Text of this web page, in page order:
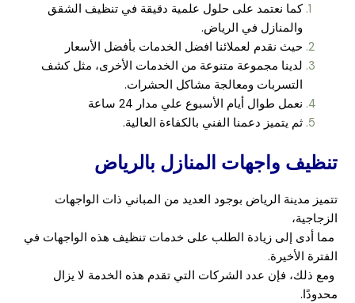
كما نعتمد على حلول علمية دقيقة في تنظيف الشقق
والمنازل في الرياض.
حيث نقدم لعملائنا افضل الخدمات بأفضل الأسعار
لدينا مجموعة متنوعة من الخدمات الأخرى، مثل كشف
التسربات ومعالجة مشاكل الحشرات.
نعمل طوال أيام الأسبوع علي مدار 24 ساعة
ثم يتميز دعمنا الفني بالكفاءة العالية.
تنظيف واجهات المنازل بالرياض
تتميز مدينة الرياض بوجود العديد من المباني ذات الواجهات
الزجاجية،
مما أدى إلى زيادة الطلب على خدمات تنظيف هذه الواجهات في
الفترة الأخيرة.
ومع ذلك، فإن عدد الشركات التي تقدم هذه الخدمة لا يزال
محدودًا.